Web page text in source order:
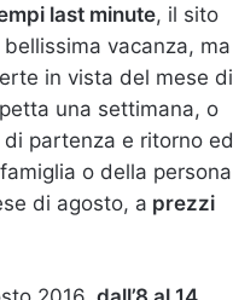
last minute, il sito
vacanza, ma
in vista del mese di
una settimana, o
partenza e ritorno ed
o della persona
di agosto, a prezzi